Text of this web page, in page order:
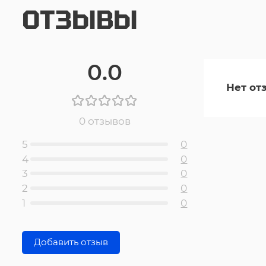
ОТЗЫВЫ
0.0
0 отзывов
5
0
4
0
3
0
2
0
1
0
Добавить отзыв
Нет